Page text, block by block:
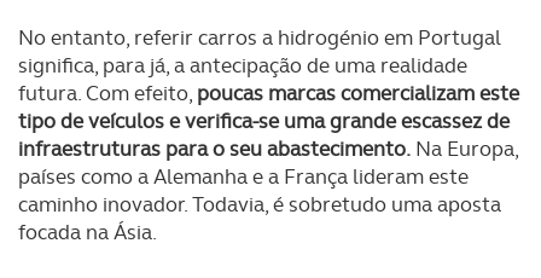
No entanto, referir carros a hidrogénio em Portugal
significa, para já, a antecipação de uma realidade
futura. Com efeito, poucas marcas comercializam este
tipo de veículos e verifica-se uma grande escassez de
infraestruturas para o seu abastecimento. Na Europa,
países como a Alemanha e a França lideram este
caminho inovador. Todavia, é sobretudo uma aposta
focada na Ásia.